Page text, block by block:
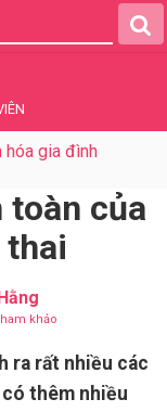
hóa gia đình
của
thai
khảo
ra rất nhiều các
thêm nhiều